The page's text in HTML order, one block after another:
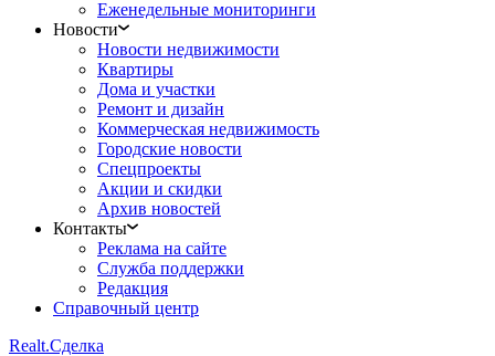
Еженедельные мониторинги
Новости
Новости недвижимости
Квартиры
Дома и участки
Ремонт и дизайн
Коммерческая недвижимость
Городские новости
Спецпроекты
Акции и скидки
Архив новостей
Контакты
Реклама на сайте
Служба поддержки
Редакция
Справочный центр
Realt.Сделка